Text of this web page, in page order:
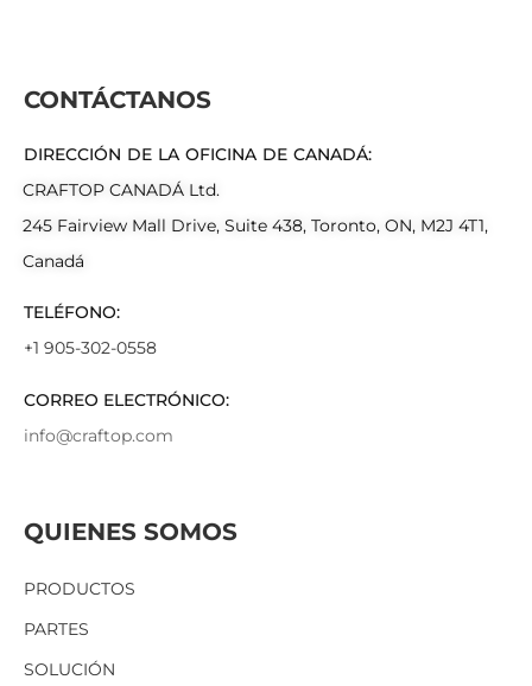
QUIENES SOMOS
PRODUCTOS
PARTES
SOLUCIÓN
CONTÁCTANOS
DIRECCIÓN DE LA OFICINA DE CANADÁ:
CRAFTOP CANADÁ Ltd.
245 Fairview Mall Drive, Suite 438, Toronto, ON, M2J 4T1,
Canadá
TELÉFONO:
+1 905-302-0558
CORREO ELECTRÓNICO:
info@craftop.com